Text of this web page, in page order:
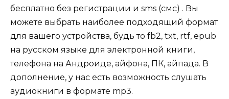
бесплатно без регистрации и sms (смс) . Вы
можете выбрать наиболее подходящий формат
для вашего устройства, будь то fb2, txt, rtf, epub
на русском языке для электронной книги,
телефона на Андроиде, айфона, ПК, айпада. В
дополнение, у нас есть возможность слушать
аудиокниги в формате mp3.